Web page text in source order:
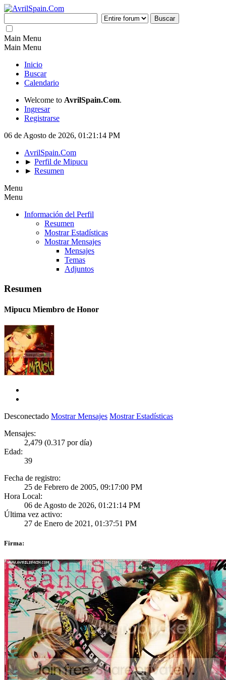
Main Menu
Main Menu
Inicio
Buscar
Calendario
Welcome to AvrilSpain.Com.
Ingresar
Registrarse
06 de Agosto de 2026, 01:21:14 PM
AvrilSpain.Com
► Perfil de Mipucu
► Resumen
Menu
Menu
Información del Perfil
Resumen
Mostrar Estadísticas
Mostrar Mensajes
Mensajes
Temas
Adjuntos
Resumen
Mipucu Miembro de Honor
Desconectado Mostrar Mensajes Mostrar Estadísticas
Mensajes:
2,479 (0.317 por día)
Edad:
39
Fecha de registro:
25 de Febrero de 2005, 09:17:00 PM
Hora Local:
06 de Agosto de 2026, 01:21:14 PM
Última vez activo:
27 de Enero de 2021, 01:37:51 PM
Firma: